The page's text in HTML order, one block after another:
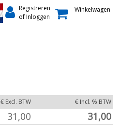
Registreren
of Inloggen
Winkelwagen
€ Excl. BTW € Incl. % BTW
31,00 31,00